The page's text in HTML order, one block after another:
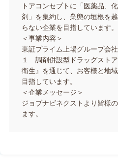
トアコンセプトに「医薬品、
剤」を集約し、業態の垣根を
らない企業を目指しています。
＜事業内容＞
東証プライム上場グループ会
１ 調剤併設型ドラッグスト
衛生』を通じて、お客様と地
目指しています。
＜企業メッセージ＞
ジョブナビネクストより皆様
ます。